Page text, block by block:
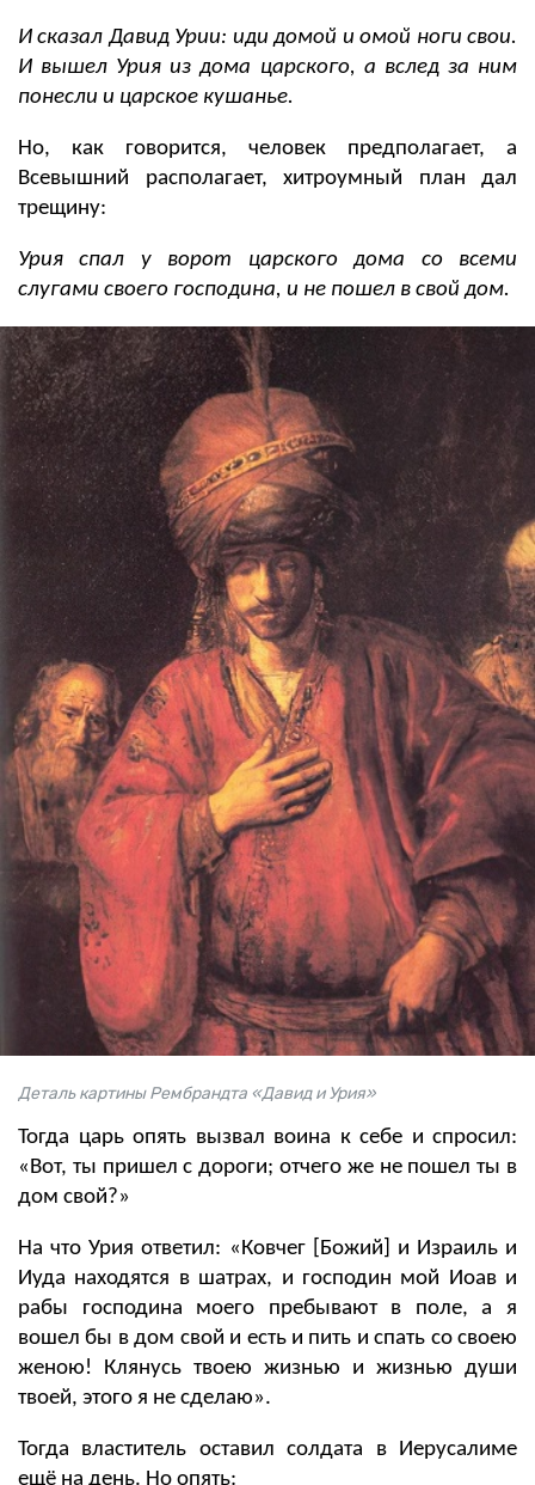
И сказал Давид Урии: иди домой и омой ноги свои.
И вышел Урия из дома царского, а вслед за ним
понесли и царское кушанье.
Но, как говорится, человек предполагает, а
Всевышний располагает, хитроумный план дал
трещину:
Урия спал у ворот царского дома со всеми
слугами своего господина, и не пошел в свой дом.
Деталь картины Рембрандта «Давид и Урия»
Тогда царь опять вызвал воина к себе и спросил:
«Вот, ты пришел с дороги; отчего же не пошел ты в
дом свой?»
На что Урия ответил: «Ковчег [Божий] и Израиль и
Иуда находятся в шатрах, и господин мой Иоав и
рабы господина моего пребывают в поле, а я
вошел бы в дом свой и есть и пить и спать со своею
женою! Клянусь твоею жизнью и жизнью души
твоей, этого я не сделаю».
Тогда властитель оставил солдата в Иерусалиме
ещё на день. Но опять: